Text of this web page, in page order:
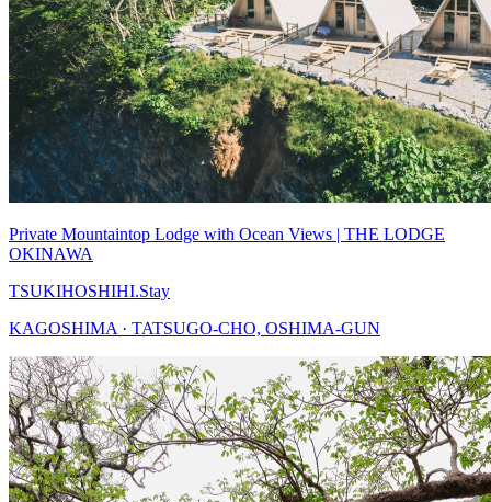
Private Mountaintop Lodge with Ocean Views | THE LODGE
OKINAWA
TSUKIHOSHIHI.Stay
KAGOSHIMA · TATSUGO-CHO, OSHIMA-GUN